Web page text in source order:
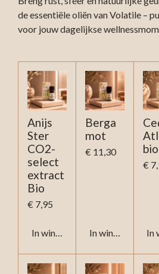
de essentiële oliën van Volatile –
voor jouw dagelijkse
Anijs
Ster
CO2-
select
extract
Bio
€ 7,95
In winkelwagen
Berga
mot
€ 11,30
In winkelwagen
bio
€
In